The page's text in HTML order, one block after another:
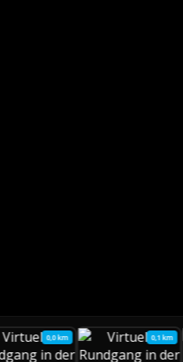
0,0 km 0,1 km